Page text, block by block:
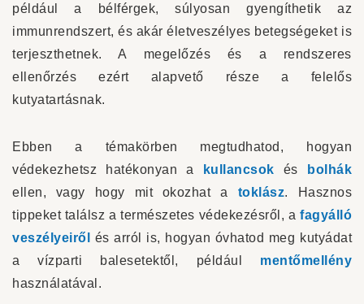
például a bélférgek, súlyosan gyengíthetik az
immunrendszert, és akár életveszélyes betegségeket is
terjeszthetnek. A megelőzés és a rendszeres
ellenőrzés ezért alapvető része a felelős
kutyatartásnak.
Ebben a témakörben megtudhatod, hogyan
védekezhetsz hatékonyan a
kullancsok és
bolhák
ellen, vagy hogy mit okozhat a toklász. Hasznos
tippeket találsz a természetes védekezésről, a fagyálló
veszélyeiről
és arról is, hogyan óvhatod meg kutyádat
a vízparti balesetektől, például mentőmellény
használatával.